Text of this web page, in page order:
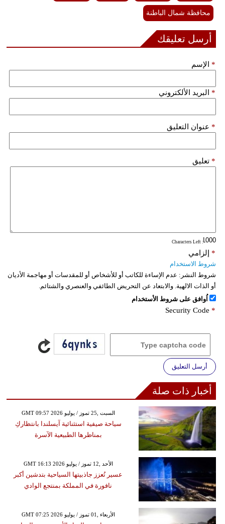
محافظة شمال الباطنة
أرسل تعليقك
الإسم *
البريد الألكتروني *
عنوان التعليق *
تعليق *
: Characters Left
إلزامي *
شروط الاستخدام
شروط النشر: عدم الإساءة للكاتب أو للأشخاص أو للمقدسات أو مهاجمة الأديان
أو الذات الالهية. والابتعاد عن التحريض الطائفي والعنصري والشتائم.
اُوافق على شروط الأستخدام
Security Code *
أرسل التعليق
أخبار ذات صلة
GMT 09:57 2026 السبت ,25 تموز / يوليو
سياحة صيفية استثنائية آيسلندا بانتظاركِ
بمناظرها الطبيعية الآسرة
GMT 16:13 2026 الأحد ,12 تموز / يوليو
عسير تُعزز جاذبيتها السياحية بتدشين أكبر
نافورة في المملكة بمنتجع الوادي
GMT 07:25 2026 الأربعاء ,01 تموز / يوليو